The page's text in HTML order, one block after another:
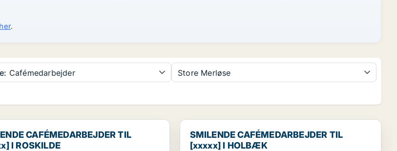
.
Cafémedarbejder Store Merløse
CAFÉMEDARBEJDER TIL [xxxxx] I ROSKILDE
CAFÉMEDARBEJDER TIL
I ROSKILDE
SMILENDE CAFÉMEDARBEJDER TIL [xxxxx] I HOLBÆK
SMILENDE CAFÉMEDARBEJDER TIL
[xxxxx] I HOLBÆK